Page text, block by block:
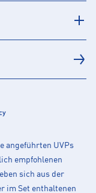
angeführten UVPs
empfohlenen
sich aus der
im Set enthaltenen